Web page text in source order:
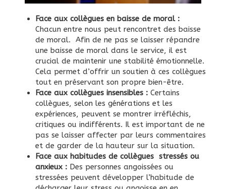
Face aux collègues en baisse de moral :
Chacun entre nous peut rencontret des baisse
de moral. Afin de ne pas se laisser répandre
une baisse de moral dans le service, il est
crucial de maintenir une stabilité émotionnelle.
Cela permet d’offrir un soutien à ces collègues
tout en préservant son propre bien-être.
Face aux collègues insensibles : Certains
collègues, selon les générations et les
expériences, peuvent se montrer irréfléchis,
critiques ou indifférents. Il est important de ne
pas se laisser affecter par leurs commentaires
et de garder de la hauteur sur la situation.
Face aux habitudes de collègues stressés ou
anxieux : Des personnes angoissées ou
stressées peuvent développer l’habitude de